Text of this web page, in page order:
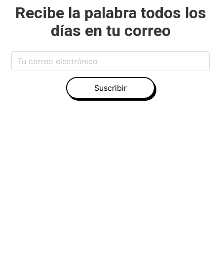
Recibe la palabra todos los
días en tu correo
Suscribir